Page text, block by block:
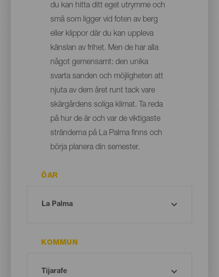
du kan hitta ditt eget utrymme och
små som ligger vid foten av berg
eller klippor där du kan uppleva
känslan av frihet. Men de har alla
något gemensamt: den unika
svarta sanden och möjligheten att
njuta av dem året runt tack vare
skärgårdens soliga klimat. Ta reda
på hur de är och var de viktigaste
stränderna på La Palma finns och
börja planera din semester.
ÖAR
KOMMUN